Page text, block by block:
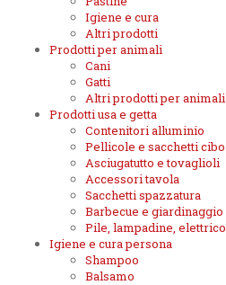
Igiene e cura
Altri prodotti
Prodotti per animali
Cani
Gatti
Altri prodotti per animali
Prodotti usa e getta
Contenitori alluminio
Pellicole e sacchetti cibo
Asciugatutto e tovaglioli
Accessori tavola
Sacchetti spazzatura
Barbecue e giardinaggio
Pile, lampadine, elettrico
Igiene e cura persona
Shampoo
Balsamo